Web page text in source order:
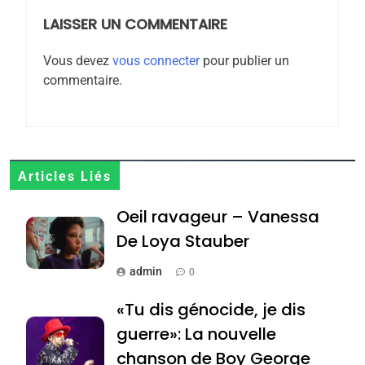
LAISSER UN COMMENTAIRE
Vous devez vous connecterpour publier un
commentaire.
Articles Liés
Oeil ravageur – Vanessa
De Loya Stauber
admin 0
«Tu dis génocide, je dis
guerre»: La nouvelle
chanson de Boy George
JUDAISME
8
du terroir
1
De Loya Stauber
CINEMA ISRAÉL
«Tu dis génocide, je dis
guerre»: La nouvelle
chanson de Boy George